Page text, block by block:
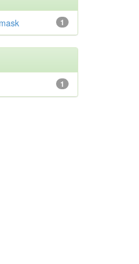
1
1